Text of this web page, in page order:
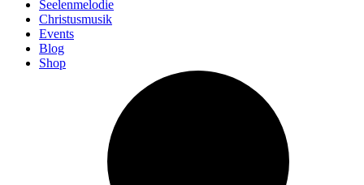
Seelenmelodie
Christusmusik
Events
Blog
Shop